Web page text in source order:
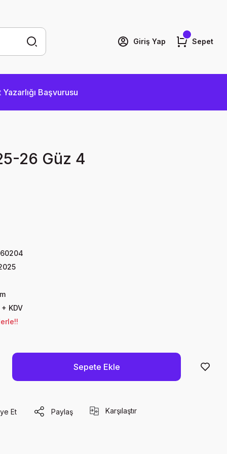
Giriş Yap Sepet
Yazarlığı Başvurusu
26 Güz 4
KDV
Sepete Ekle
Et Paylaş Karşılaştır